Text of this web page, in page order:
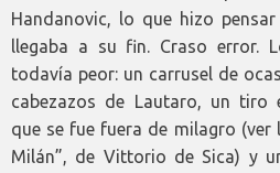
Handanovic, lo que hizo
llegaba a su fin. Craso error.
todavía peor: un carrusel de
cabezazos de Lautaro, un tiro
que se fue fuera de milagro (ver
Milán”, de Vittorio de Sica) y